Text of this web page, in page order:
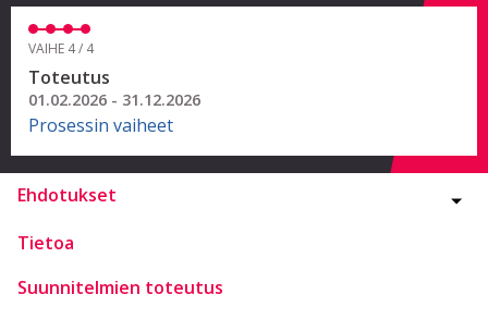
VAIHE 4 / 4
Toteutus
01.02.2026 - 31.12.2026
Prosessin vaiheet
Ehdotukset
Tietoa
Suunnitelmien toteutus